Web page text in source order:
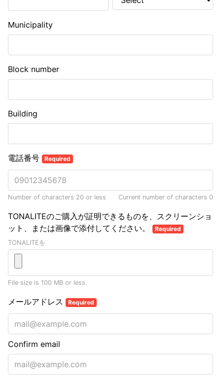
Municipality
Block number
Building
電話番号 Required
Number of characters 20 or less Current number of characters 0
TONALITEのご購入が証明できるものを、スクリーンショ
ット、または画像で添付してください。
Required
TONALITEを
File size is 100 MB or less.
メールアドレス Required
Confirm email